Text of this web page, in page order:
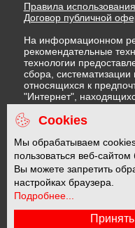
Правила
Договор публичной
На информационном
рекомендательные
технологии
сбора,
относящихся к
"Интернет",
Федерации)
Правила применения
Политика в отношении
Политика обработки
16 +
Cookies
Мы обрабатываем
пользоваться веб-
Вы можете запретить
настройках браузера.
Подробнее...
Принять